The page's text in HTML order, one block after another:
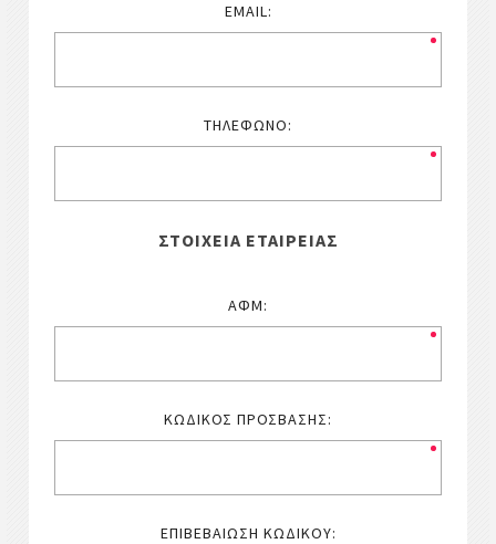
EMAIL:
ΤΗΛΈΦΩΝΟ:
ΣΤΟΙΧΕΊΑ ΕΤΑΙΡΕΊΑΣ
ΑΦΜ:
ΚΩΔΙΚΌΣ ΠΡΌΣΒΑΣΗΣ:
ΕΠΙΒΕΒΑΊΩΣΗ ΚΩΔΙΚΟΎ: